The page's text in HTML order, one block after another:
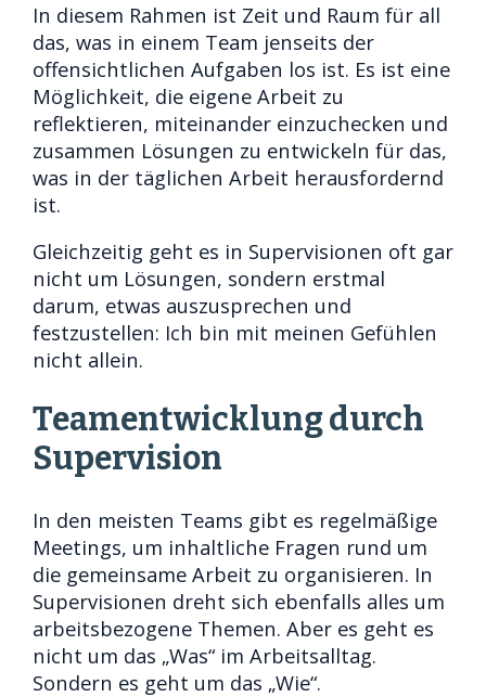
In diesem Rahmen ist Zeit und Raum für all
das, was in einem Team jenseits der
offensichtlichen Aufgaben los ist. Es ist eine
Möglichkeit, die eigene Arbeit zu
reflektieren, miteinander einzuchecken und
zusammen Lösungen zu entwickeln für das,
was in der täglichen Arbeit herausfordernd
ist.
Gleichzeitig geht es in Supervisionen oft gar
nicht um Lösungen, sondern erstmal
darum, etwas auszusprechen und
festzustellen: Ich bin mit meinen Gefühlen
nicht allein.
Teamentwicklung durch
Supervision
In den meisten Teams gibt es regelmäßige
Meetings, um inhaltliche Fragen rund um
die gemeinsame Arbeit zu organisieren. In
Supervisionen dreht sich ebenfalls alles um
arbeitsbezogene Themen. Aber es geht es
nicht um das „Was“ im Arbeitsalltag.
Sondern es geht um das „Wie“.